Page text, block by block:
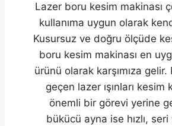
Lazer boru kesim makinası
kullanıma uygun olarak
Kusursuz ve doğru ölçüde
boru kesim makinası en
ürünü olarak karşımıza
geçen lazer ışınları kesim
önemli bir görevi yerine
bükücü ayna ise hızlı, seri